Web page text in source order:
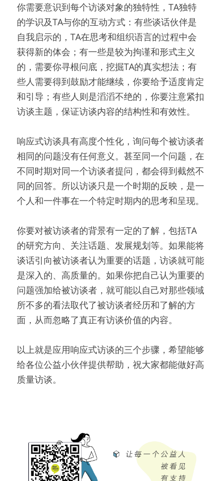
你需要意识到每个访谈对象的独特性，TA独特
的学识及TA与你的互动方式：有些谈话伙伴是
自我启示的，TA在思考和组织语言的过程中会
获得新的体会；有一些是较为拘谨和形式主义
的，需要你寻根问底，挖掘TA的真实想法；有
些人需要得到鼓励才能继续，你要给予适度肯定
和引导；有些人则是滔滔不绝的，你要注意紧扣
访谈主题，保证访谈内容的结构性和有效性。
响应式访谈具有高度个性化，询问每个被访谈者
相同的问题没有任何意义。甚至同一个问题，在
不同时期对同一个访谈者提问，都会得到截然不
同的回答。所以访谈只是一个时期的反映，是一
个人和一件事在一个特定时期内的思考和呈现。
你要对被访谈者的背景有一定的了解，包括TA
的研究方向、关注话题、发展规划等。如果能将
谈话引向被访谈者认为重要的话题，访谈就可能
是深入的、高质量的。如果你把自己认为重要的
问题强加给被访谈者，就可能以自己对那些领域
所不多的看法取代了被访谈者经历和了解的方
面，从而忽略了真正有访谈价值的内容。
以上就是应用响应式访谈的三个步骤，希望能够
给各位公益小伙伴提供帮助，祝大家都能做好高
质量访谈。